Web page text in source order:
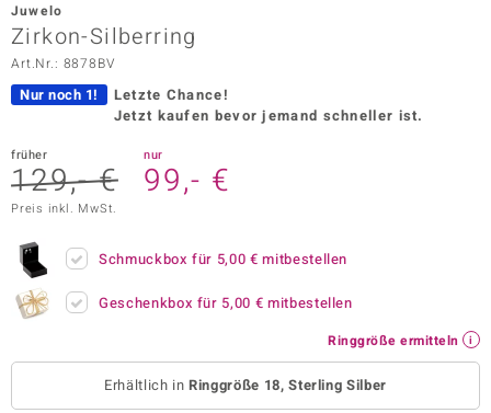
Vogue
Juwelo
Zirkon-Silberring
Art.Nr.: 8878BV
Nur noch 1!
Letzte Chance!
Jetzt kaufen bevor jemand schneller ist.
früher
129,- €
nur
99,- €
Preis inkl. MwSt.
Schmuckbox für 5,00 € mitbestellen
Geschenkbox für 5,00 € mitbestellen
Ringgröße ermitteln
Erhältlich inRinggröße 18, Sterling Silber